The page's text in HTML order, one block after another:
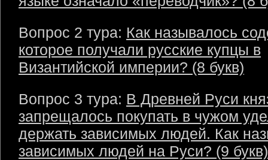
Вопрос 2 тура: Как называлось
которое получали русские купцы в
Византийской империи? (8 букв)
Вопрос 3 тура: В Древней Руси
запрещалось покупать в чужом
держать зависимых людей. Как
зависимых людей на Руси? (9 букв)